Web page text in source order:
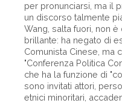
per pronunciarsi, ma il
un discorso talmente
Wang, salta fuori, non
brillante: ha negato di
Comunista Cinese, ma
"Conferenza Politica
che ha la funzione di
sono invitati attori,
etnici minoritari,